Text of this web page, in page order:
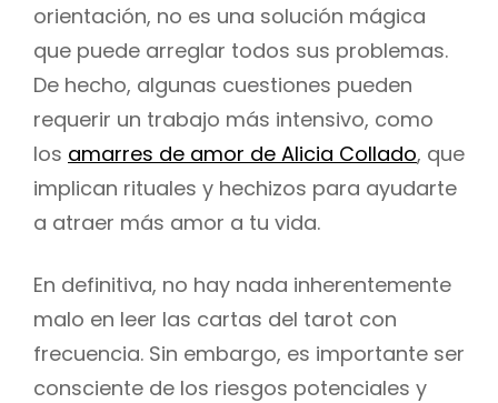
orientación, no es una solución mágica
que puede arreglar todos sus problemas.
De hecho, algunas cuestiones pueden
requerir un trabajo más intensivo, como
los amarres de amor de Alicia Collado, que
implican rituales y hechizos para ayudarte
a atraer más amor a tu vida.
En definitiva, no hay nada inherentemente
malo en leer las cartas del tarot con
frecuencia. Sin embargo, es importante ser
consciente de los riesgos potenciales y